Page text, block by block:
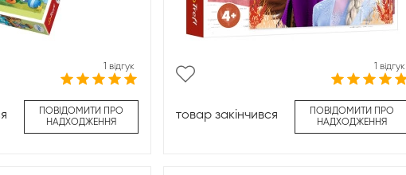
1 відгук
ПОВІДОМИТИ ПРО
НАДХОДЖЕННЯ
1 відгук
товар закінчився
ПОВІДОМИТИ ПРО
НАДХОДЖЕННЯ